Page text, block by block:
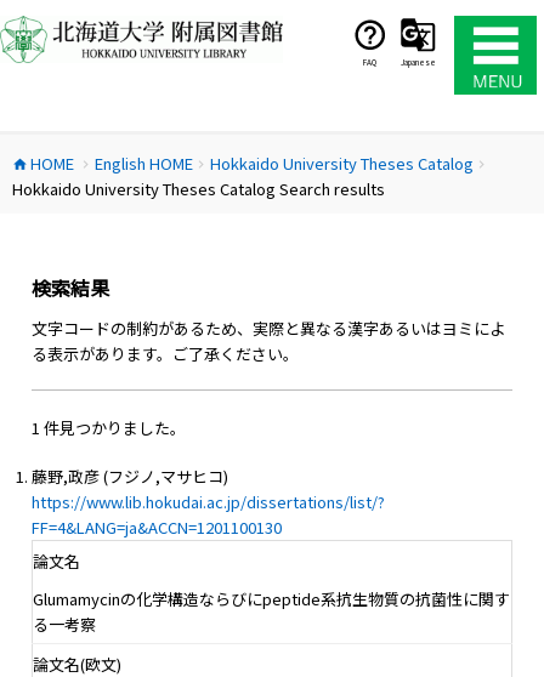
ン
テ
ス
キ
FAQ Japanese
home HOME chevron_right English HOMEchevron_right Hokkaido University Theses Catalog chevron_right
Hokkaido University Theses Catalog Search results
検索結果
文字コードの制約があるため、実際と異なる漢字あるいはヨミによ
る表示があります。ご了承ください。
1 件見つかりました。
藤野,政彦 (フジノ,マサヒコ)
https://www.lib.hokudai.ac.jp/dissertations/list/?
FF=4&LANG=ja&ACCN=1201100130
論文名
Glumamycinの化学構造ならびにpeptide系抗生物質の抗菌性に関す
る一考察
論文名(欧文)